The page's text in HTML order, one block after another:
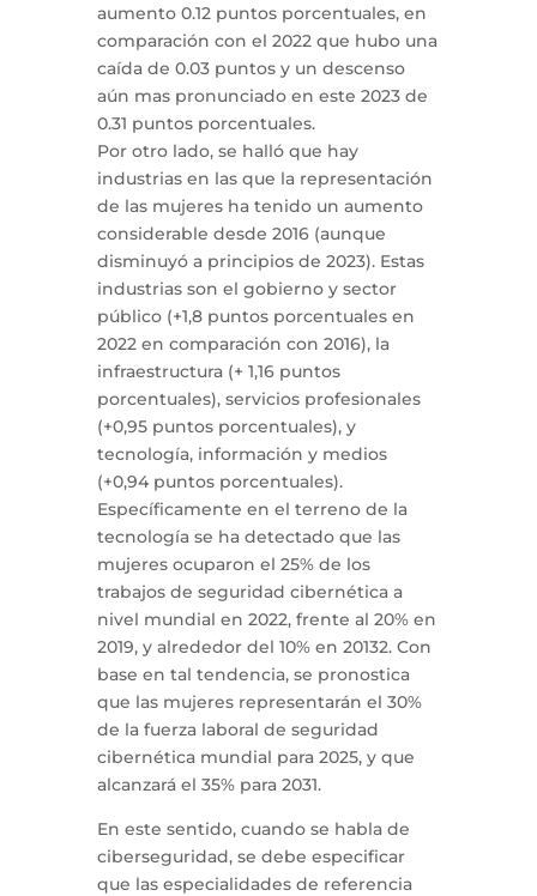
aumento 0.12 puntos porcentuales, en
comparación con el 2022 que hubo una
caída de 0.03 puntos y un descenso
aún mas pronunciado en este 2023 de
0.31 puntos porcentuales.
Por otro lado, se halló que hay
industrias en las que la representación
de las mujeres ha tenido un aumento
considerable desde 2016 (aunque
disminuyó a principios de 2023). Estas
industrias son el gobierno y sector
público (+1,8 puntos porcentuales en
2022 en comparación con 2016), la
infraestructura (+ 1,16 puntos
porcentuales), servicios profesionales
(+0,95 puntos porcentuales), y
tecnología, información y medios
(+0,94 puntos porcentuales).
Específicamente en el terreno de la
tecnología se ha detectado que las
mujeres ocuparon el 25% de los
trabajos de seguridad cibernética a
nivel mundial en 2022, frente al 20% en
2019, y alrededor del 10% en 20132. Con
base en tal tendencia, se pronostica
que las mujeres representarán el 30%
de la fuerza laboral de seguridad
cibernética mundial para 2025, y que
alcanzará el 35% para 2031.
En este sentido, cuando se habla de
ciberseguridad, se debe especificar
que las especialidades de referencia